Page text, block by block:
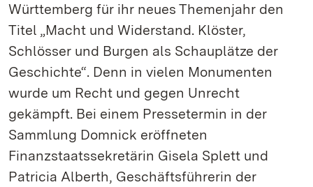
Württemberg für ihr neues Themenjahr den
Titel „Macht und Widerstand. Klöster,
Schlösser und Burgen als Schauplätze der
Geschichte“. Denn in vielen Monumenten
wurde um Recht und gegen Unrecht
gekämpft. Bei einem Pressetermin in der
Sammlung Domnick eröffneten
Finanzstaatssekretärin Gisela Splett und
Patricia Alberth, Geschäftsführerin der